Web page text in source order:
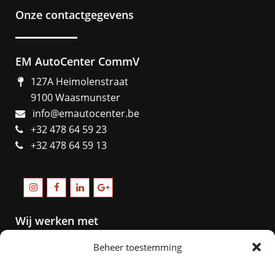
Beheer toestemming
Onze contactgegevens
EM AutoCenter CommV
127A Heimolenstraat
9100 Waasmunster
info@emautocenter.be
+32 478 64 59 23
+32 478 64 59 13
Wij werken met